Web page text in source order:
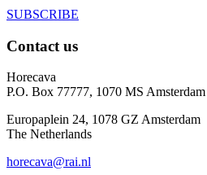
SUBSCRIBE
Contact us
Horecava
P.O. Box 77777, 1070 MS Amsterdam
Europaplein 24, 1078 GZ Amsterdam
The Netherlands
horecava@rai.nl